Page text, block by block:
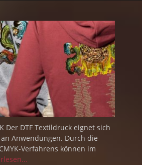
Der DTF Textildruck eignet sich
Anwendungen. Durch die
Verfahrens können im